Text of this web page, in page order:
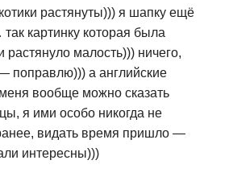
растянуты))) я шапку ещё
картинку которая была
растянуло малость))) ничего,
поправлю))) а английские
вообще можно сказать
я ими особо никогда не
видать время пришло —
интересны)))